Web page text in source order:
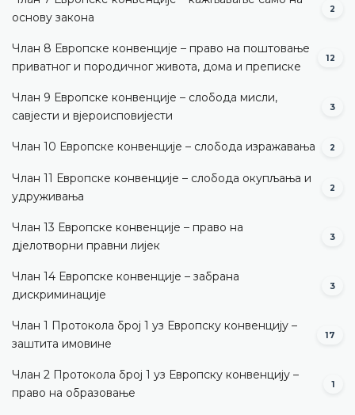
основу закона
2
Члан 8 Европске конвенције – право на поштовање
приватног и породичног живота, дома и преписке
12
Члан 9 Европске конвенције – слобода мисли,
савјести и вјероисповијести
3
Члан 10 Европске конвенције – слобода изражавања 2
Члан 11 Европске конвенције – слобода окупљања и
удруживања
2
Члан 13 Европске конвенције – право на
дјелотворни правни лијек
3
Члан 14 Европске конвенције – забрана
дискриминације
3
Члан 1 Протокола број 1 уз Европску конвенцију –
заштита имовине
17
Члан 2 Протокола број 1 уз Европску конвенцију –
право на образовање
1